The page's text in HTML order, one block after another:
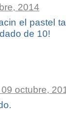
2014
el pastel
de 10!
octubre,